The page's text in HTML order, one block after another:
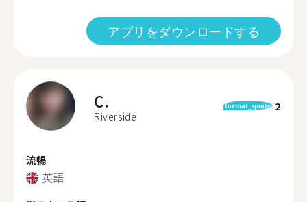
アプリをダウンロードする
C.
Riverside
format_quote 2
流暢
英語